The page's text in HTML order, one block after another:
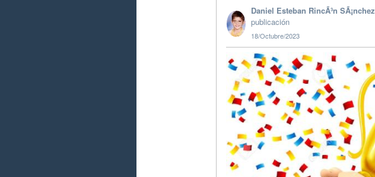
Daniel Esteban RincÃ³n SÃ¡nchez
publicación
18/Octubre/2023